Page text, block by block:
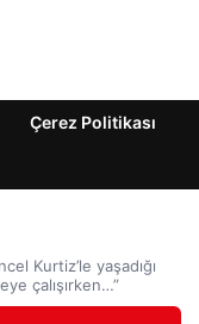
Çerez Politikası
Kurtiz’le yaşadığı
çalışırken…”